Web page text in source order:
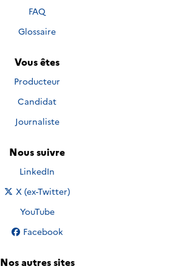
FAQ
Glossaire
Vous êtes
Producteur
Candidat
Journaliste
Nous suivre
Nous suivre sur
LinkedIn
Nous suivre sur
X (ex-Twitter)
Nous suivre sur
YouTube
Nous suivre sur
Facebook
Nos autres sites